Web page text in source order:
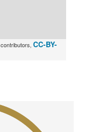
contributors, CC-BY-